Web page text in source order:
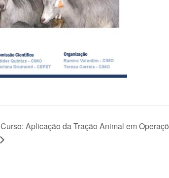
Curso: Aplicação da Tração Animal em